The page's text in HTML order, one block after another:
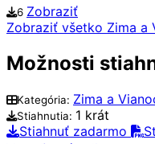
6 Zobraziť
Zobraziť všetko Zima a
Možnosti
Kategória: Zima a
Stiahnutia: 1 krát
Stiahnuť zadarmo